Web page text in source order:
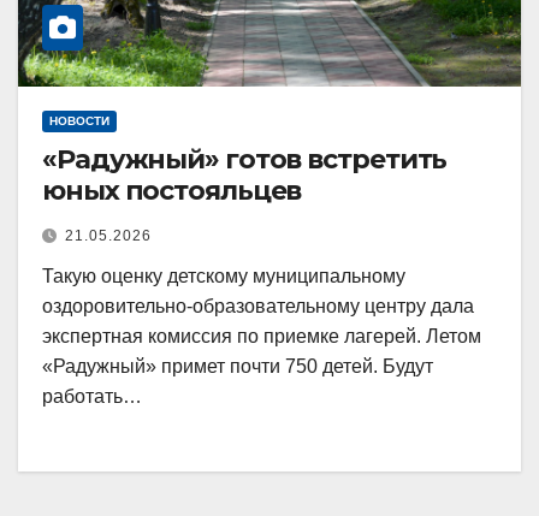
НОВОСТИ
«Радужный» готов встретить
юных постояльцев
21.05.2026
Такую оценку детскому муниципальному
оздоровительно-образовательному центру дала
экспертная комиссия по приемке лагерей. Летом
«Радужный» примет почти 750 детей. Будут
работать…